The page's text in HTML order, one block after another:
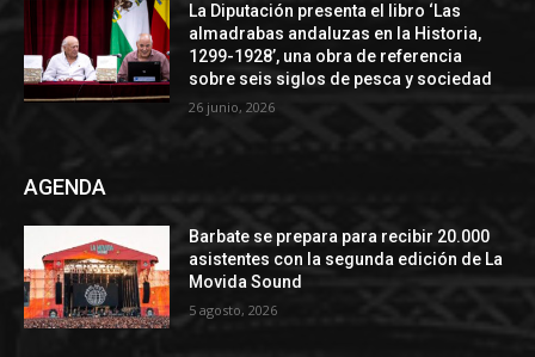
La Diputación presenta el libro ‘Las
almadrabas andaluzas en la Historia,
1299-1928’, una obra de referencia
sobre seis siglos de pesca y sociedad
26 junio, 2026
AGENDA
Barbate se prepara para recibir 20.000
asistentes con la segunda edición de La
Movida Sound
5 agosto, 2026